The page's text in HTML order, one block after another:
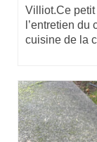
Villiot.Ce
l’entretien
cuisine de la